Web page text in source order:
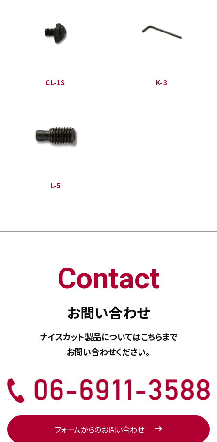
CL-1S K-3
L-5
Contact
お問い合わせ
ナイスカット製品についてはこちらまで
お問い合わせください。
フォームからのお問い合わせ